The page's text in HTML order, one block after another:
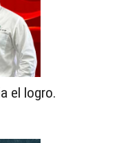
el logro.